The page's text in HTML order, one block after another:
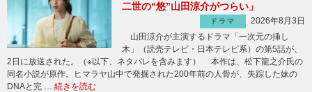
二世の“悠”山田涼介がつらい」
ドラマ
2026年8月3日
山田涼介が主演するドラマ「一次元の挿し
木」（読売テレビ・日本テレビ系）の第5話が、
2日に放送された。（※以下、ネタバレを含みます） 本作は、松下龍之介氏の
同名小説が原作。ヒマラヤ山中で発掘された200年前の人骨が、失踪した妹の
DNAと完 … 続きを読む